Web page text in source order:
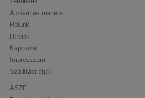
A vásárlás menete
Rólunk
Híreink
Kapcsolat
Impresszum
Szállítási díjak
ÁSZF